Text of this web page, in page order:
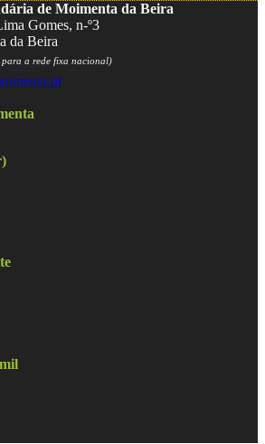
de Moimenta da Beira
Gomes, n-º3
da Beira
para a rede fixa nacional)